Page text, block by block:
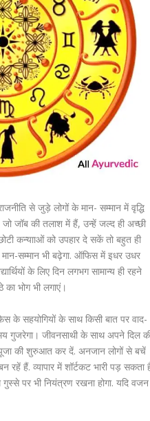
से जुड़े लोगों के मान- सम्मान में वृद्धि
जॉब की तलाश में हैं, उन्हें जल्द ही अच्छी
कन्यााओं को उपहार दे सकें तो बहुत ही
मान-सम्मान भी बढ़ेगा. ऑफिस में इधर उधर
के लिए दिन लगभग सामान्य ही रहने
का भोग भी लगाएं।
सहयोगियों के साथ किसी बात पर वाद-
गुजरेगा। जीवनसाथी के साथ अपने दिल
पूजा की शुरुआत कर दें. अनजान लोगों से बचें
हैं. व्यापार में शॉर्टकट भारी पड़ सकता
पर भी नियंत्रण रखना होगा. यदि वजन